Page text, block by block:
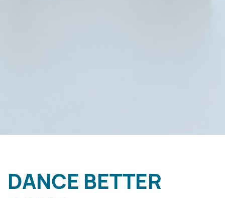
DANCE BETTER